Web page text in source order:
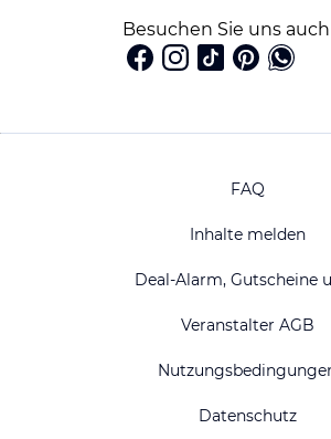
Besuchen Sie uns
FAQ
Inhalte melden
Deal-Alarm, Gutscheine
Veranstalter AGB
Datenschutz